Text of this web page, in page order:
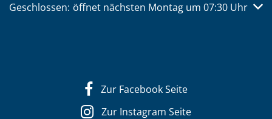
Klicken, um weitere Öffnungs- oder Schließzeiten
Geschlossen: öffnet nächsten Montag um 07:30 Uhr
Zur Facebook Seite
Zur Instagram Seite